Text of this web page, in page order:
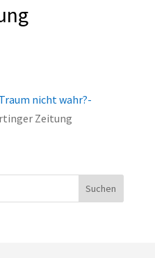
nicht wahr?-
Zeitung
Suchen